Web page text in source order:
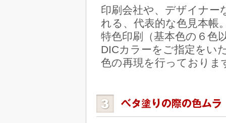
印刷会社や、デザイナー
れる、代表的な色見本帳
特色印刷（基本色の６色
DICカラーをご指定をい
色の再現を行っておりま